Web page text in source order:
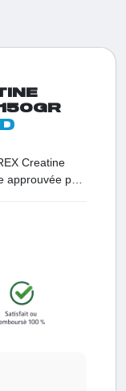
Creatine
par
tout athlète
une